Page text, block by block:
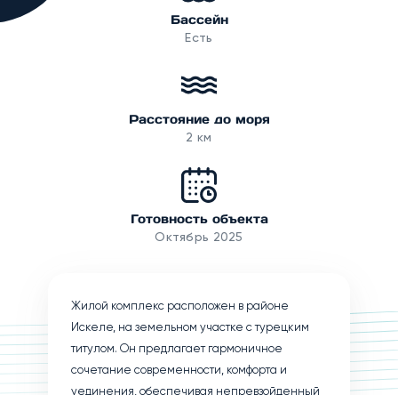
Бассейн
Есть
Расстояние до моря
2 км
Готовность объекта
Октябрь 2025
Жилой комплекс расположен в районе
Искеле, на земельном участке с турецким
титулом. Он предлагает гармоничное
сочетание современности, комфорта и
уединения, обеспечивая непревзойденный